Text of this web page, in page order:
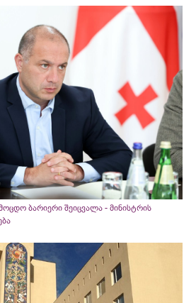
ბარიერი შეიცვალა - მინისტრის